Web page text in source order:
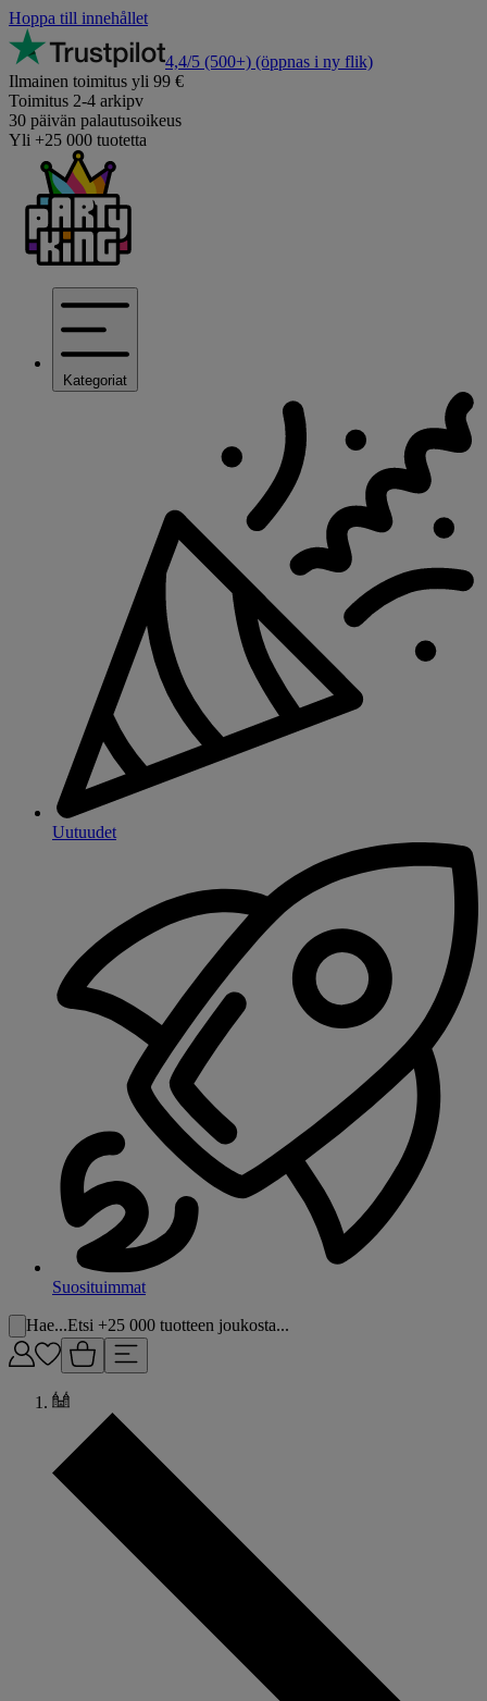
Hoppa till innehållet
4,4/5 (500+) (öppnas i ny flik)
Ilmainen toimitus yli 99 €
Toimitus 2-4 arkipv
30 päivän palautusoikeus
Yli +25 000 tuotetta
Kategoriat
Uutuudet
Suosituimmat
Hae...Etsi +25 000 tuotteen joukosta...